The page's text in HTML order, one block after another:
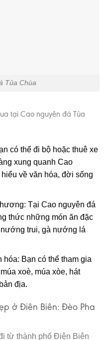
Tủa Chùa
tại Cao nguyên đá Tủa
có thể đi bộ hoặc thuê xe
xung quanh Cao
về văn hóa, đời sống
Tại Cao nguyên đá
thức những món ăn đặc
trui, gà nướng lá
hóa: Bạn có thể tham gia
xoè, múa xòe, hát
địa.
ở Điên Biên: Đèo Pha
từ thành phố Điện Biên